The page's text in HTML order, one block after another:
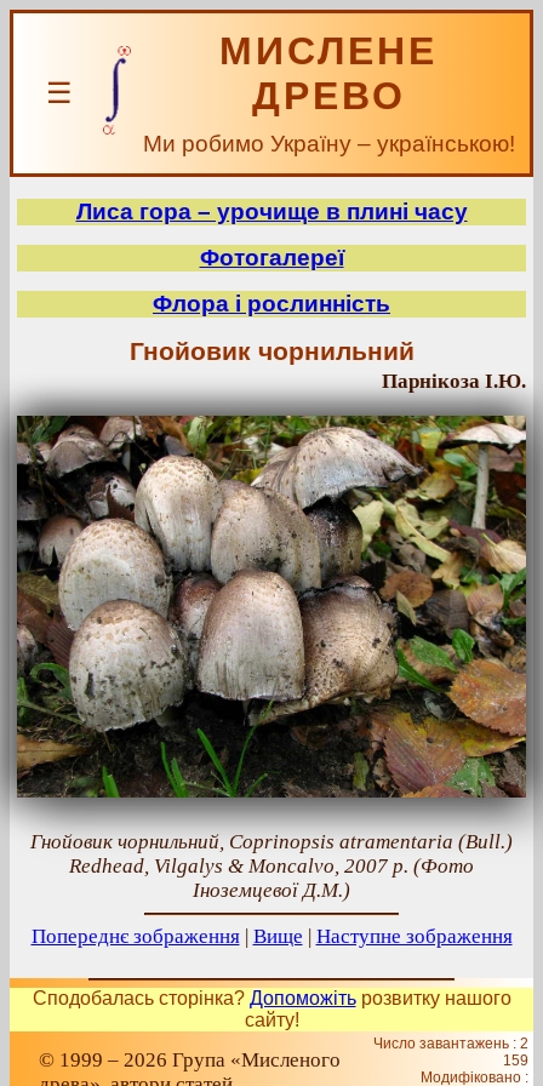
☰
МИСЛЕНЕ
ДРЕВО
Ми робимо Україну – українською!
Лиса гора – урочище в плині часу
Фотогалереї
Флора і рослинність
Гнойовик чорнильний
Парнікоза І.Ю.
Гнойовик чорнильний, Coprinopsis atramentaria (Bull.)
Redhead, Vilgalys & Moncalvo, 2007 р. (Фото
Іноземцевої Д.М.)
Попереднє зображення| Вище | Наступне зображення
Сподобалась сторінка? Допоможітьрозвитку нашого
сайту!
© 1999 – 2026 Група «Мисленого
Число завантажень : 2
159
Модифіковано :